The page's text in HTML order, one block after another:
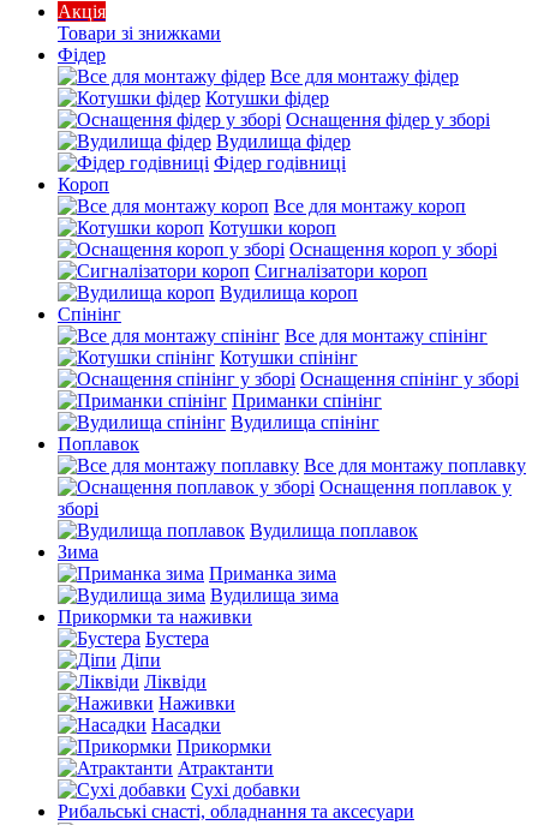
Акція
Товари зі знижками
Фідер
Все для монтажу фідер
Котушки фідер
Оснащення фідер у зборі
Вудилища фідер
Фідер годівниці
Короп
Все для монтажу короп
Котушки короп
Оснащення короп у зборі
Сигналізатори короп
Вудилища короп
Спінінг
Все для монтажу спінінг
Котушки спінінг
Оснащення спінінг у зборі
Приманки спінінг
Вудилища спінінг
Поплавок
Все для монтажу поплавку
Оснащення поплавок у
зборі
Вудилища поплавок
Зима
Приманка зима
Вудилища зима
Прикормки та наживки
Бустера
Діпи
Ліквіди
Наживки
Насадки
Прикормки
Атрактанти
Сухі добавки
Рибальські снасті, обладнання та аксесуари